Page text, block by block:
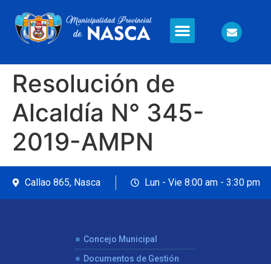
Resolución de
Alcaldía N° 345-
2019-AMPN
Callao 865, Nasca Lun - Vie 8:00 am - 3:30 pm
Concejo Municipal
Documentos de Gestión